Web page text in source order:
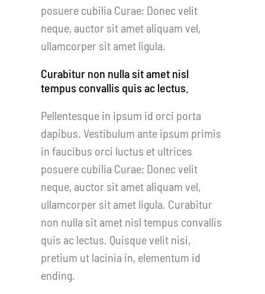
posuere cubilia Curae; Donec velit
neque, auctor sit amet aliquam vel,
ullamcorper sit amet ligula.
Curabitur non nulla sit amet nisl
tempus convallis quis ac lectus.
Pellentesque in ipsum id orci porta
dapibus. Vestibulum ante ipsum primis
in faucibus orci luctus et ultrices
posuere cubilia Curae; Donec velit
neque, auctor sit amet aliquam vel,
ullamcorper sit amet ligula. Curabitur
non nulla sit amet nisl tempus convallis
quis ac lectus. Quisque velit nisi,
pretium ut lacinia in, elementum id
ending.